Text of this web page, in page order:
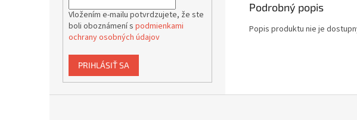
Vložením e-mailu potvrdzujete, že ste
boli oboznámení s podmienkami
ochrany osobných údajov
PRIHLÁSIŤ SA
Podrobný popis
Popis produktu nie je